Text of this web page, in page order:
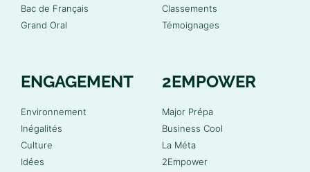
Bac de Français
Grand Oral
Classements
Témoignages
ENGAGEMENT
Environnement
Inégalités
Culture
Idées
2EMPOWER
Major Prépa
Business Cool
La Méta
2Empower